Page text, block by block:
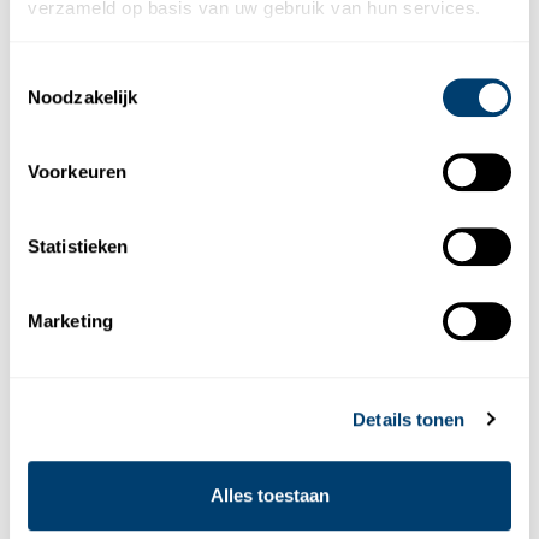
verzameld op basis van uw gebruik van hun services.
Noodzakelijk
Voorkeuren
Statistieken
Marketing
Details tonen
Alles toestaan
4
Middelgrote high-end SUV met comfort en verfijnde stijl.